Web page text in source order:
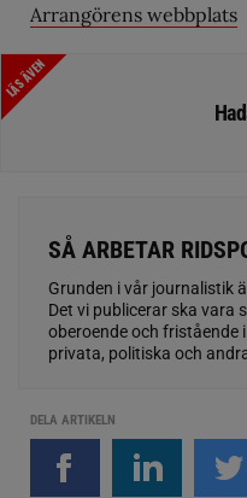
Arrangörens webbplats
LÄS ÄVEN
SÅ ARBETAR
Grunden i vår journalistik
Det vi publicerar ska vara
oberoende och fristående
privata, politiska och
DELA ARTIKELN